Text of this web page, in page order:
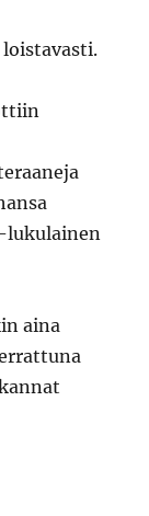
lukulainen
aina